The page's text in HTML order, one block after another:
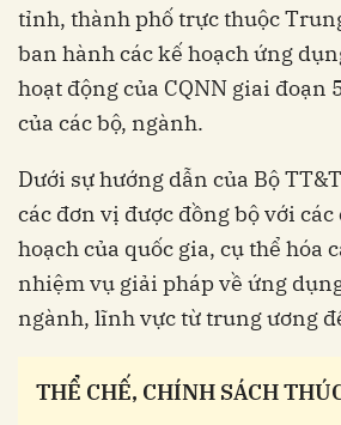
tỉnh, thành phố trực thuộc
ban hành các kế hoạch ứng
hoạt động của CQNN giai đoạn
của các bộ, ngành.
Dưới sự hướng dẫn của Bộ
các đơn vị được đồng bộ với
hoạch của quốc gia, cụ thể hóa
nhiệm vụ giải pháp về ứng
ngành, lĩnh vực từ trung ương
THỂ CHẾ, CHÍNH SÁCH